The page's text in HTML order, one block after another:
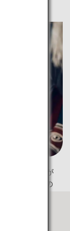
賀獅子舞」が
在の楽しみの